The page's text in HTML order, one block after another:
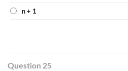
n + 1
Question 25